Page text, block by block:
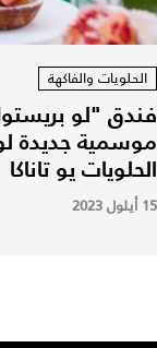
الحلويات والفاكهة
فندق "لو
موسمية جديدة
الحلويات يو تاناكا
15 أيلول 2023